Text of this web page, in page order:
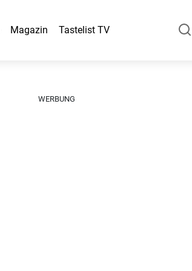
Magazin Tastelist TV
WERBUNG